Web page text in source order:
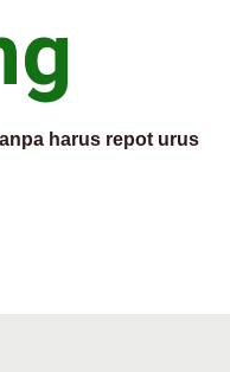
harus repot urus